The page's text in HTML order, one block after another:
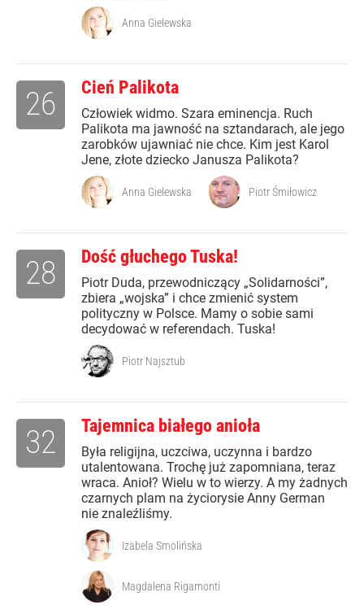
Anna Gielewska
Cień Palikota
Człowiek widmo. Szara eminencja. Ruch
Palikota ma jawność na sztandarach, ale jego
zarobków ujawniać nie chce. Kim jest Karol
Jene, złote dziecko Janusza Palikota?
26
Anna Gielewska Piotr Śmiłowicz
Dość głuchego Tuska!
Piotr Duda, przewodniczący „Solidarności”,
zbiera „wojska” i chce zmienić system
polityczny w Polsce. Mamy o sobie sami
decydować w referendach. Tuska!
28
Piotr Najsztub
Tajemnica białego anioła
Była religijna, uczciwa, uczynna i bardzo
utalentowana. Trochę już zapomniana, teraz
wraca. Anioł? Wielu w to wierzy. A my żadnych
czarnych plam na życiorysie Anny German
nie znaleźliśmy.
32
Izabela Smolińska
Magdalena Rigamonti